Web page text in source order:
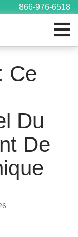
866-976-6518
Ce
Du
De